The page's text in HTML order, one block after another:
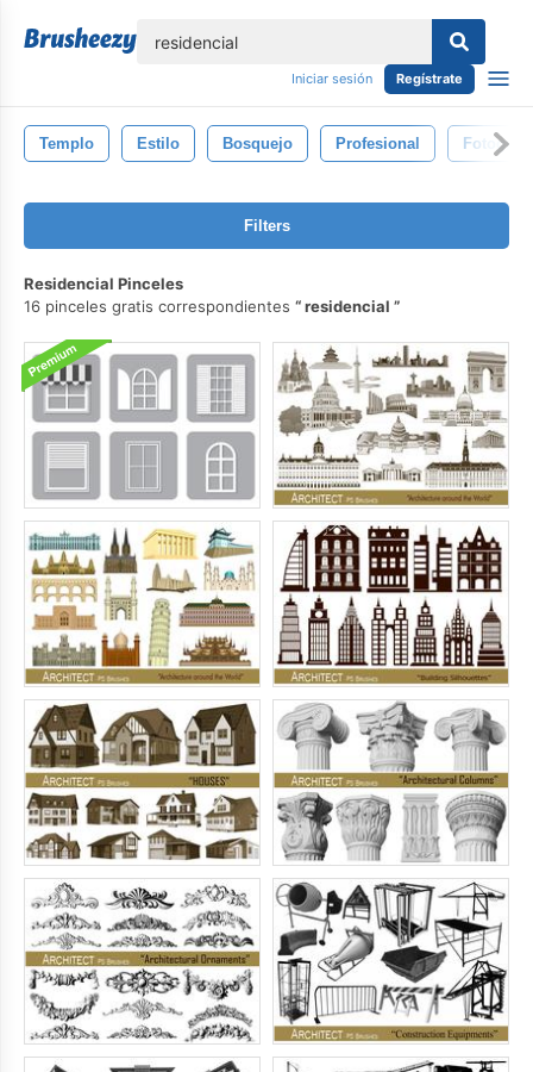
Iniciar sesión Regístrate
Templo Estilo Bosquejo Profesional
Filters
Residencial Pinceles
16 pinceles gratis correspondientes
residencial